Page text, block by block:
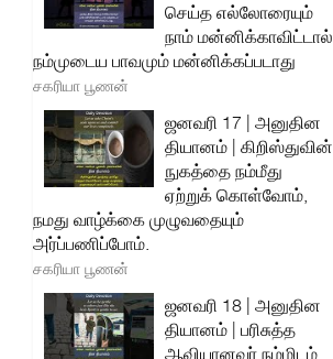
செய்த எல்லோரையும்
நாம் மன்னிக்காவிட்டால்
நம்முடைய பாவமும் மன்னிக்கப்படாது
சகரியா பூணன்
ஜனவரி 17 | அனுதின
தியானம் | கிறிஸ்துவின்
நுகத்தை நம்மீது
ஏற்றுக் கொள்வோம்,
நமது வாழ்க்கை முழுவதையும்
அர்ப்பணிப்போம்.
சகரியா பூணன்
ஜனவரி 18 | அனுதின
தியானம் | பரிசுத்த
ஆவியானவர் நம்மிடம்